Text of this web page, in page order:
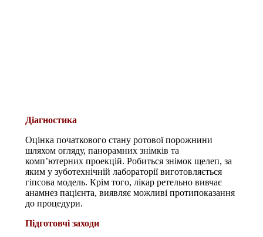
Діагностика
Оцінка початкового стану ротової порожнини
шляхом огляду, панорамних знімків та
комп’ютерних проекцій. Робиться знімок щелеп, за
яким у зуботехнічній лабораторії виготовляється
гіпсова модель. Крім того, лікар ретельно вивчає
анамнез пацієнта, виявляє можливі протипоказання
до процедури.
Підготовчі заходи